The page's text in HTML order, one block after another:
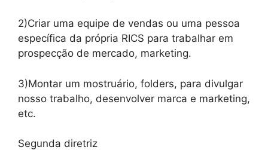
2)Criar uma equipe de vendas ou uma pessoa
específica da própria RICS para trabalhar em
prospecção de mercado, marketing.
3)Montar um mostruário, folders, para divulgar
nosso trabalho, desenvolver marca e marketing,
etc.
Segunda diretriz